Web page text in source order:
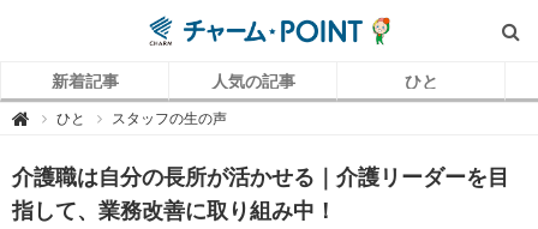
新着記事 人気の記事 ひと
 チ
P
O
I
N
ひと スタッフの生の声
介護職は自分の長所が活かせる｜介護リーダーを目
指して、業務改善に取り組み中！